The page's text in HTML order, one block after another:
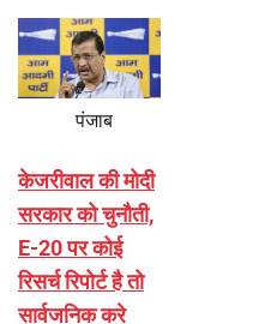
पंजाब
केजरीवाल की मोदी
सरकार को चुनौती,
E-20 पर कोई
रिसर्च रिपोर्ट है तो
सार्वजनिक करे